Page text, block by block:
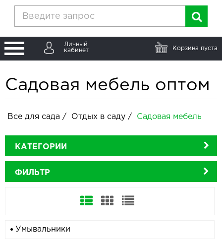
Личный
кабинет
Корзина пуста
Садовая мебель оптом
Все для сада / Отдых в саду / Садовая мебель
КАТЕГОРИИ
ФИЛЬТР
Умывальники